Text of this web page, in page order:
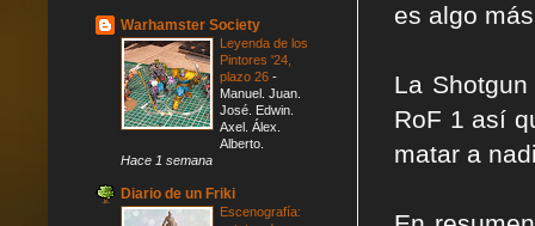
es algo
La
RoF 1 así
matar a
Warhamster Society
Leyenda de los
Pintores '24,
plazo 26 -
Manuel. Juan.
José. Edwin.
Axel. Álex.
Alberto.
Hace 1 semana
Diario de un Friki
Escenografía: